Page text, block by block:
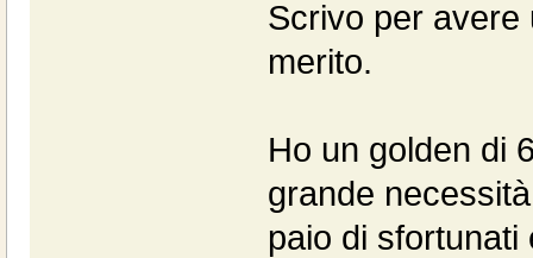
Scrivo per avere
merito.
Ho un golden di
grande
paio di